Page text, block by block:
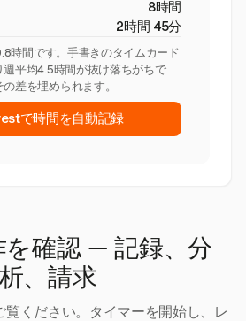
8時間
2時間 45分
時間です。手書きのタイムカード
週平均4.5時間が抜け落ちがちで
差を埋められます。
で時間を自動記録
を確認 — 記録、分
析、請求
覧ください。タイマーを開始し、レ